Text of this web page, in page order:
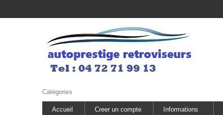
Catégories
Accueil Creer un compte Informations